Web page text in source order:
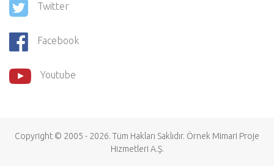
Twitter
Facebook
Youtube
Copyright © 2005 - 2026. Tüm Hakları Saklıdır. Örnek Mimari Proje
Hizmetleri A.Ş.